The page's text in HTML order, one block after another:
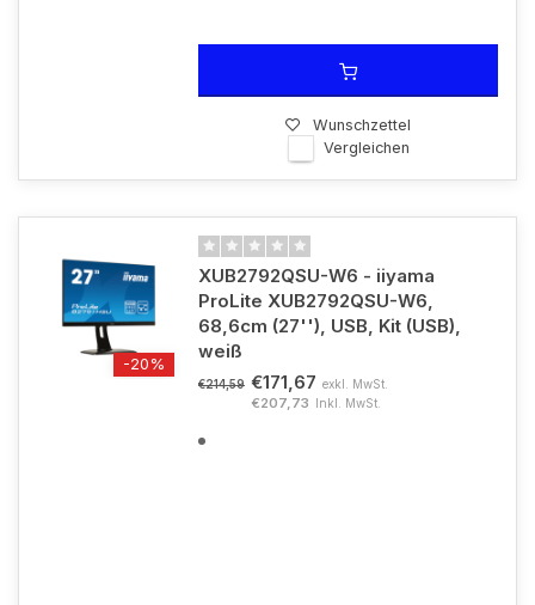
Wunschzettel
Vergleichen
-20%
XUB2792QSU-W6 - iiyama
ProLite XUB2792QSU-W6,
68,6cm (27''), USB, Kit (USB),
weiß
€214,59 €171,67 exkl. MwSt.
€207,73 Inkl. MwSt.